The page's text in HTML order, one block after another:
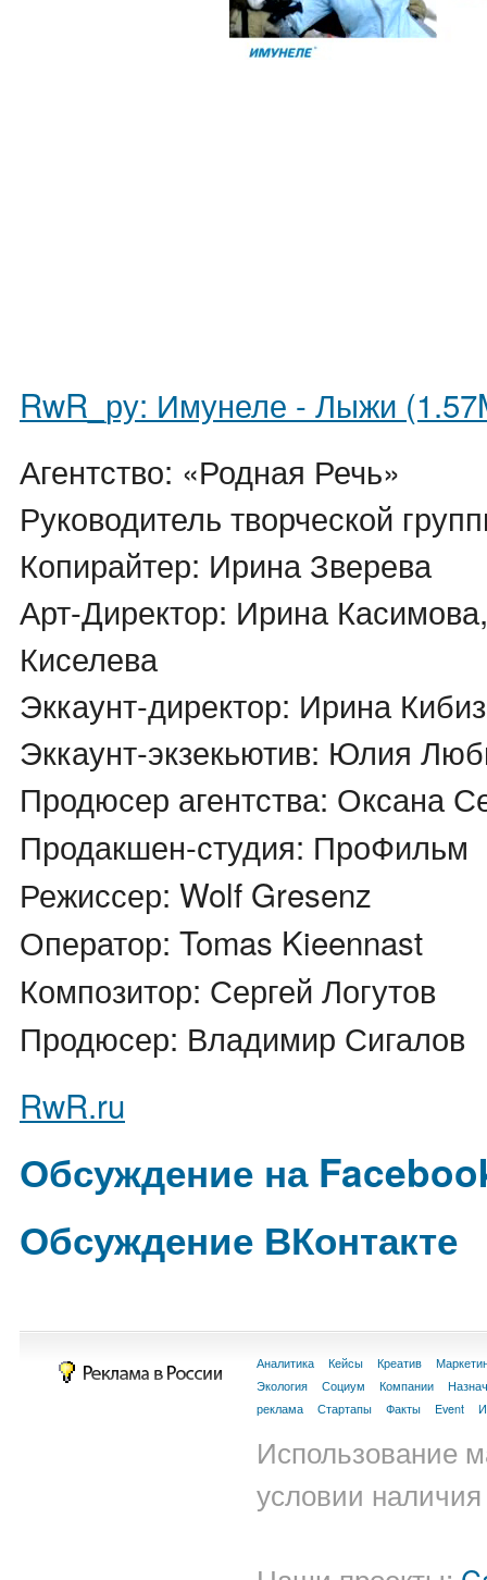
RwR_ру: Имунеле - Лыжи
Агентство: «Родная Речь»
Руководитель творческой
Копирайтер: Ирина Зверева
Арт-Директор: Ирина
Киселева
Эккаунт-директор: Ирина
Эккаунт-экзекьютив: Юлия
Продюсер агентства: Оксана
Продакшен-студия: ПроФильм
Режиссер: Wolf Gresenz
Оператор: Tomas Kieennast
Композитор: Сергей Логутов
Продюсер: Владимир Сигалов
RwR.ru
Обсуждение на
Обсуждение ВКонтакте
Аналитика Кейсы Креатив
Экология
Социум Компании
реклама
Стартапы Факты Event
Использование
условии